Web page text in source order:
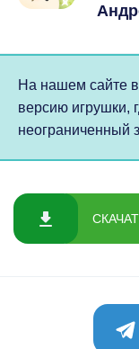
На нашем сайте
версию игрушки,
неограниченный